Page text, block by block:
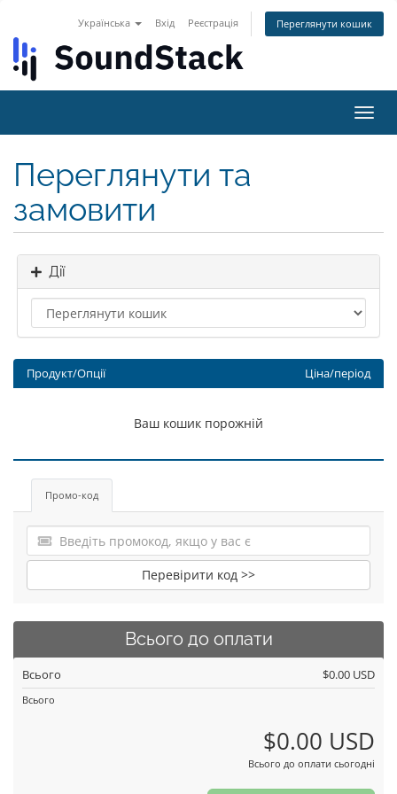
Українська Вхід Реєстрація Переглянути кошик
Переглянути та
замовити
Дії
Продукт/Опції Ціна/період
Ваш кошик порожній
Промо-код
Перевірити код >>
Всього до оплати
Всього $0.00 USD
Всього
$0.00 USD
Всього до оплати сьогодні